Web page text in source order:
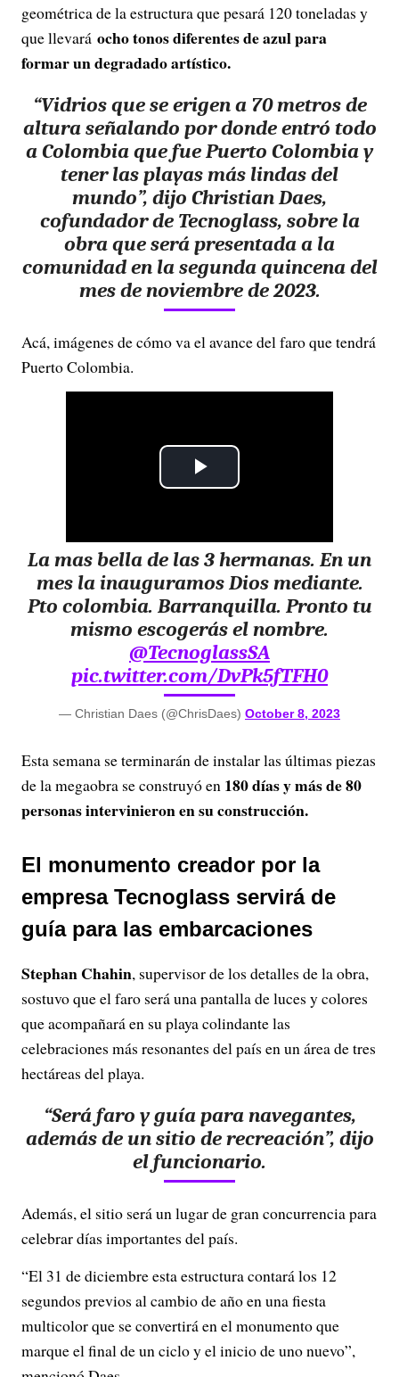
geométrica de la estructura que pesará 120 toneladas y
que llevará ocho tonos diferentes de azul para
formar un degradado artístico.
“Vidrios que se erigen a 70 metros de
altura señalando por donde entró todo
a Colombia que fue Puerto Colombia y
tener las playas más lindas del
mundo”, dijo Christian Daes,
cofundador de Tecnoglass, sobre la
obra que será presentada a la
comunidad en la segunda quincena del
mes de noviembre de 2023.
Acá, imágenes de cómo va el avance del faro que tendrá
Puerto Colombia.
P
a
y
V
i
d
e
o
La mas bella de las 3 hermanas. En un
mes la inauguramos Dios mediante.
Pto colombia. Barranquilla. Pronto tu
mismo escogerás el nombre.
@TecnoglassSA
pic.twitter.com/DvPk5fTFH0
— Christian Daes (@ChrisDaes) October 8, 2023
Esta semana se terminarán de instalar las últimas piezas
de la megaobra se construyó en 180 días y más de 80
personas intervinieron en su construcción.
El monumento creador por la
empresa Tecnoglass servirá de
guía para las embarcaciones
Stephan Chahin, supervisor de los detalles de la obra,
sostuvo que el faro será una pantalla de luces y colores
que acompañará en su playa colindante las
celebraciones más resonantes del país en un área de tres
hectáreas del playa.
“Será faro y guía para navegantes,
además de un sitio de recreación”, dijo
el funcionario.
Además, el sitio será un lugar de gran concurrencia para
celebrar días importantes del país.
“El 31 de diciembre esta estructura contará los 12
segundos previos al cambio de año en una fiesta
multicolor que se convertirá en el monumento que
marque el final de un ciclo y el inicio de uno nuevo”,